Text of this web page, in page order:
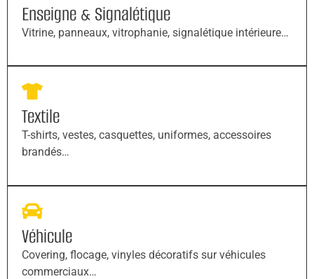
Enseigne & Signalétique
Vitrine, panneaux, vitrophanie, signalétique intérieure…
Textile
T-shirts, vestes, casquettes, uniformes, accessoires
brandés…
Véhicule
Covering, flocage, vinyles décoratifs sur véhicules
commerciaux…